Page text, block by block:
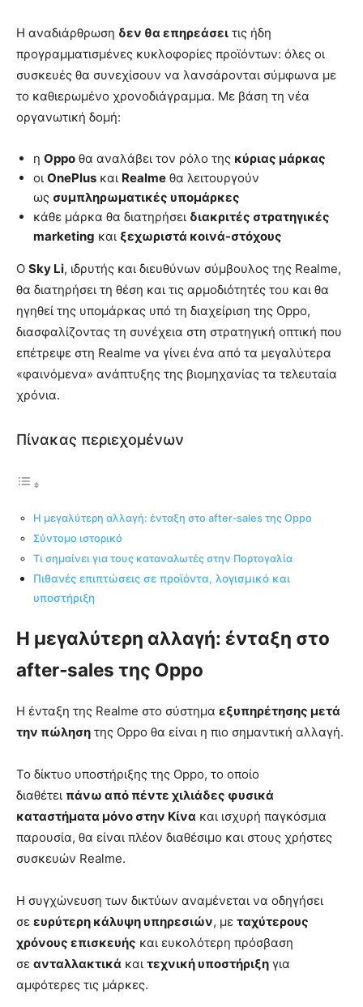
Η αναδιάρθρωση δεν θα επηρεάσει τις ήδη
προγραμματισμένες κυκλοφορίες προϊόντων: όλες οι
συσκευές θα συνεχίσουν να λανσάρονται σύμφωνα με
το καθιερωμένο χρονοδιάγραμμα. Με βάση τη νέα
οργανωτική δομή:
η Oppo θα αναλάβει τον ρόλο της κύριας μάρκας
οι OnePlus και Realme θα λειτουργούν
ως συμπληρωματικές υπομάρκες
κάθε μάρκα θα διατηρήσει διακριτές στρατηγικές
marketing και ξεχωριστά κοινά-στόχους
Ο Sky Li, ιδρυτής και διευθύνων σύμβουλος της Realme,
θα διατηρήσει τη θέση και τις αρμοδιότητές του και θα
ηγηθεί της υπομάρκας υπό τη διαχείριση της Oppo,
διασφαλίζοντας τη συνέχεια στη στρατηγική οπτική που
επέτρεψε στη Realme να γίνει ένα από τα μεγαλύτερα
«φαινόμενα» ανάπτυξης της βιομηχανίας τα τελευταία
χρόνια.
Πίνακας περιεχομένων
Η μεγαλύτερη αλλαγή: ένταξη στο after‑sales της Oppo
Σύντομο ιστορικό
Τι σημαίνει για τους καταναλωτές στην Πορτογαλία
Πιθανές επιπτώσεις σε προϊόντα, λογισμικό και
υποστήριξη
Η μεγαλύτερη αλλαγή: ένταξη στο
after‑sales της Oppo
Η ένταξη της Realme στο σύστημα εξυπηρέτησης μετά
την πώληση της Oppo θα είναι η πιο σημαντική αλλαγή.
Το δίκτυο υποστήριξης της Oppo, το οποίο
διαθέτει πάνω από πέντε χιλιάδες φυσικά
καταστήματα μόνο στην Κίνα και ισχυρή παγκόσμια
παρουσία, θα είναι πλέον διαθέσιμο και στους χρήστες
συσκευών Realme.
Η συγχώνευση των δικτύων αναμένεται να οδηγήσει
σε ευρύτερη κάλυψη υπηρεσιών, με ταχύτερους
χρόνους επισκευής και ευκολότερη πρόσβαση
σε ανταλλακτικά και τεχνική υποστήριξη για
αμφότερες τις μάρκες.